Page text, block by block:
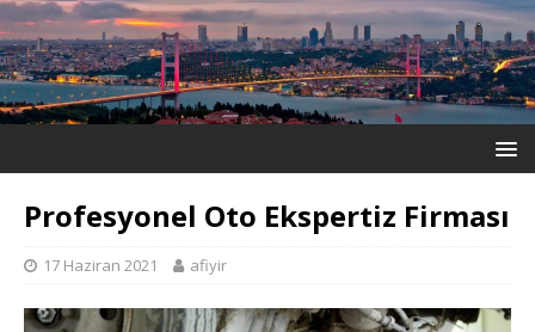
Profesyonel Oto Ekspertiz Firması
17 Haziran 2021 afiyir